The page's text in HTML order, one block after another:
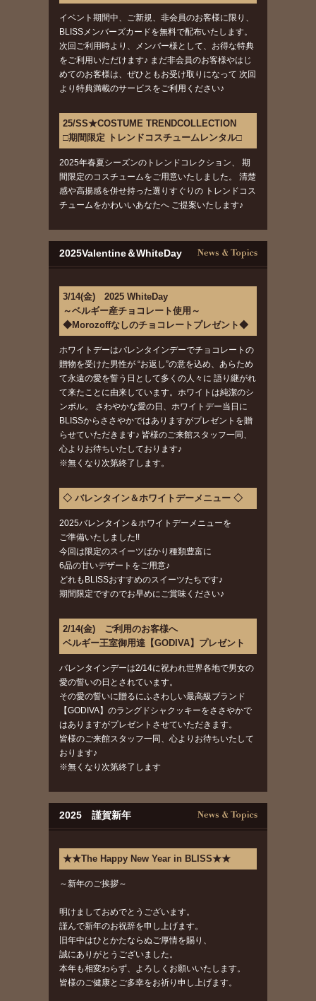
イベント期間中、ご新規、非会員のお客様に限り、
BLISSメンバーズカードを無料で配布いたします。
次回ご利用時より、メンバー様として、お得な特典
をご利用いただけます♪ まだ非会員のお客様やはじ
めてのお客様は、ぜひともお受け取りになって 次回
より特典満載のサービスをご利用ください♪
25/SS★COSTUME TRENDCOLLECTION
□期間限定 トレンドコスチュームレンタル□
2025年春夏シーズンのトレンドコレクション、 期
間限定のコスチュームをご用意いたしました。 清楚
感や高揚感を併せ持った選りすぐりの トレンドコス
チュームをかわいいあなたへ ご提案いたします♪
2025Valentine＆WhiteDay
3/14(金) 2025 WhiteDay
～ベルギー産チョコレート使用～
◆Morozoffなしのチョコレートプレゼント◆
ホワイトデーはバレンタインデーでチョコレートの
贈物を受けた男性が “お返し”の意を込め、あらため
て永遠の愛を誓う日として多くの人々に 語り継がれ
て来たことに由来しています。ホワイトは純潔のシ
ンボル。 さわやかな愛の日、ホワイトデー当日に
BLISSからささやかではありますがプレゼントを贈
らせていただきます♪ 皆様のご来館スタッフ一同、
心よりお待ちいたしております♪
※無くなり次第終了します。
◇ バレンタイン＆ホワイトデーメニュー ◇
2025バレンタイン＆ホワイトデーメニューを
ご準備いたしました!!
今回は限定のスイーツばかり種類豊富に
6品の甘いデザートをご用意♪
どれもBLISSおすすめのスイーツたちです♪
期間限定ですのでお早めにご賞味ください♪
2/14(金) ご利用のお客様へ
ベルギー王室御用達【GODIVA】プレゼント
バレンタインデーは2/14に祝われ世界各地で男女の
愛の誓いの日とされています。
その愛の誓いに贈るにふさわしい最高級ブランド
【GODIVA】のラングドシャクッキーをささやかで
はありますがプレゼントさせていただきます。
皆様のご来館スタッフ一同、心よりお待ちいたして
おります♪
※無くなり次第終了します
2025 謹賀新年
★★The Happy New Year in BLISS★★
～新年のご挨拶～
明けましておめでとうございます。
謹んで新年のお祝辞を申し上げます。
旧年中はひとかたならぬご厚情を賜り、
誠にありがとうございました。
本年も相変わらず、よろしくお願いいたします。
皆様のご健康とご多幸をお祈り申し上げます。